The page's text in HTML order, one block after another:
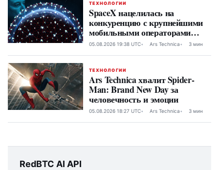
ТЕХНОЛОГИИ
SpaceX нацелилась на
конкуренцию с крупнейшими
мобильными операторами
США через Starlink Mobile
05.08.2026 19:38 UTC Ars Technica 3 мин
ТЕХНОЛОГИИ
Ars Technica хвалит Spider-
Man: Brand New Day за
человечность и эмоции
05.08.2026 18:27 UTC Ars Technica 3 мин
RedBTC AI API